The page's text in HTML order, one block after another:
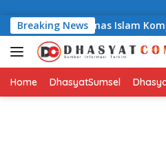
Breaking News
Sumsel dan Ormas Islam
Home DhasyatSumsel